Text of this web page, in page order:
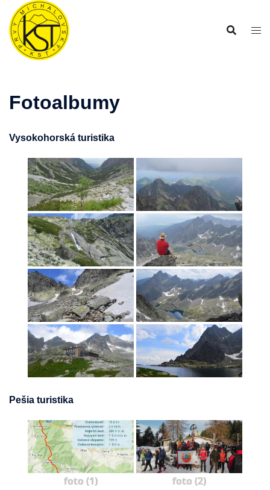
Preskočiť
obsah
Fotoalbumy
Vysokohorská turistika
Pešia turistika
foto (1) foto (2)